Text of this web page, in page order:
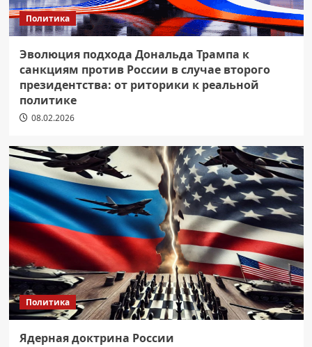
Политика
Эволюция подхода Дональда Трампа к
санкциям против России в случае второго
президентства: от риторики к реальной
политике
08.02.2026
Политика
Ядерная доктрина России